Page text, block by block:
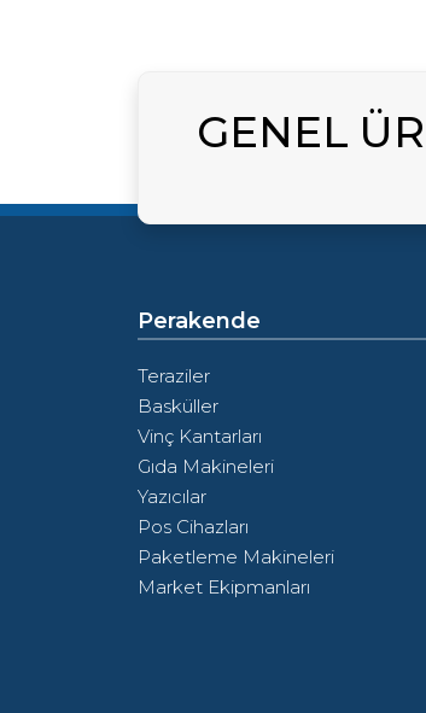
GENEL
Perakende
Teraziler
Basküller
Vinç Kantarları
Gıda Makineleri
Yazıcılar
Pos Cihazları
Paketleme Makineleri
Market Ekipmanları